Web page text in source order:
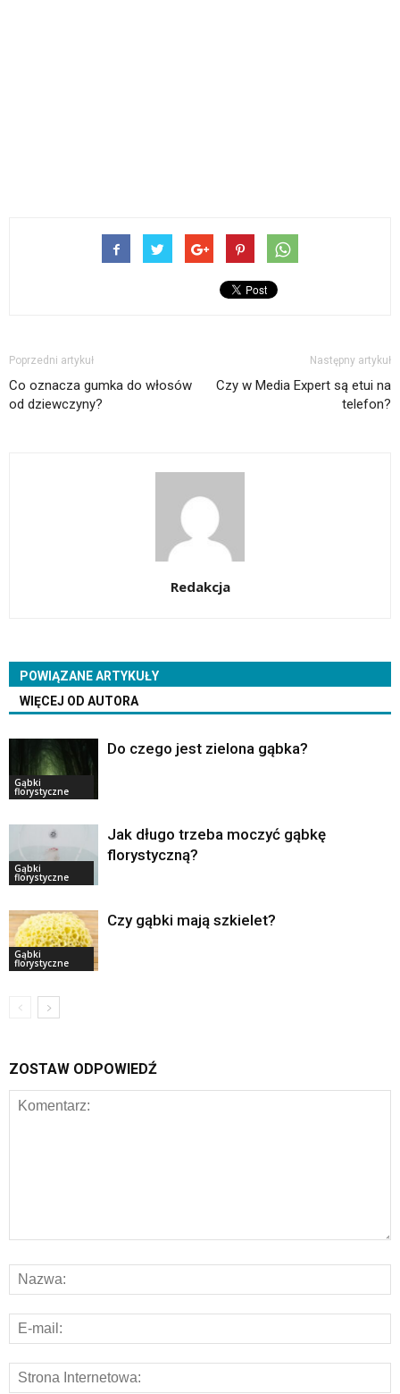
Poprzedni artykuł
Co oznacza gumka do włosów
od dziewczyny?
Następny artykuł
Czy w Media Expert są etui na
telefon?
Redakcja
POWIĄZANE ARTYKUŁY
WIĘCEJ OD AUTORA
Gąbki
florystyczne
Do czego jest zielona gąbka?
Gąbki
florystyczne
Jak długo trzeba moczyć gąbkę
florystyczną?
Gąbki
florystyczne
Czy gąbki mają szkielet?
ZOSTAW ODPOWIEDŹ